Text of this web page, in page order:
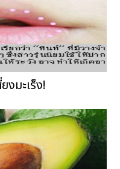
งมะเร็ง!